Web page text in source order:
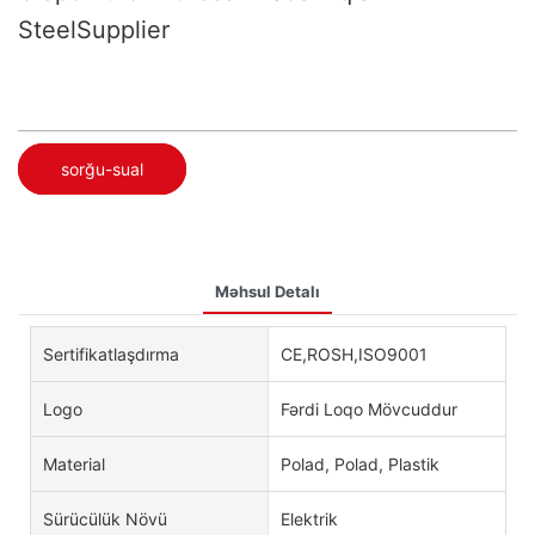
SteelSupplier
sorğu-sual
Məhsul Detalı
Sertifikatlaşdırma CE,ROSH,ISO9001
Logo Fərdi Loqo Mövcuddur
Material Polad, Polad, Plastik
Sürücülük Növü Elektrik